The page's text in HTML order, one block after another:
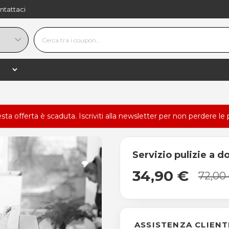
offerta è scaduta. Iscriviti alla newsletter per non perdere le
Servizio pulizie a
34,90 €
ASSISTENZA